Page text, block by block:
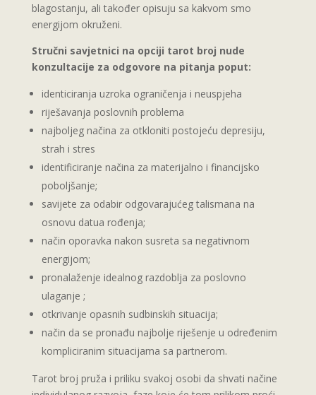
blagostanju, ali također opisuju sa kakvom smo
energijom okruženi.
Stručni savjetnici na opciji tarot broj nude
konzultacije za odgovore na pitanja poput:
identiciranja uzroka ograničenja i neuspjeha
riješavanja poslovnih problema
najboljeg načina za otkloniti postojeću depresiju,
strah i stres
identificiranje načina za materijalno i financijsko
poboljšanje;
savijete za odabir odgovarajućeg talismana na
osnovu datua rođenja;
način oporavka nakon susreta sa negativnom
energijom;
pronalaženje idealnog razdoblja za poslovno
ulaganje ;
otkrivanje opasnih sudbinskih situacija;
način da se pronađu najbolje riješenje u određenim
kompliciranim situacijama sa partnerom.
Tarot broj pruža i priliku svakoj osobi da shvati načine